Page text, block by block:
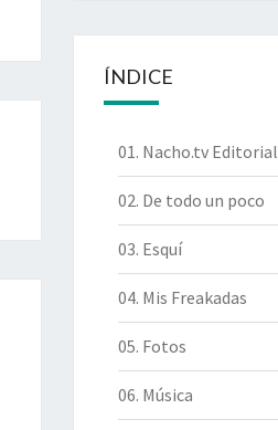
ÍNDICE
01. Nacho.tv Editorial
02. De todo un poco
03. Esquí
04. Mis Freakadas
05. Fotos
06. Música